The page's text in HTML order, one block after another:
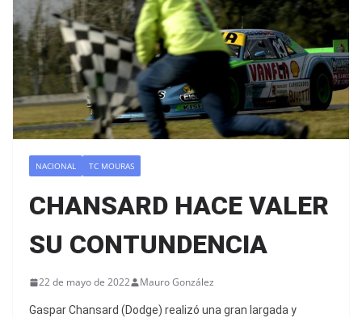
NACIONAL TC MOURAS
CHANSARD HACE VALER
SU CONTUNDENCIA
22 de mayo de 2022 Mauro González
Gaspar Chansard (Dodge) realizó una gran largada y